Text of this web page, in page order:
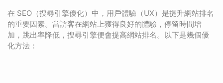
在 SEO（搜尋引擎優化）中，用戶體驗（UX）是提升網站排名
的重要因素。當訪客在網站上獲得良好的體驗，停留時間增
加，跳出率降低，搜尋引擎便會提高網站排名。以下是幾個優
化方法：